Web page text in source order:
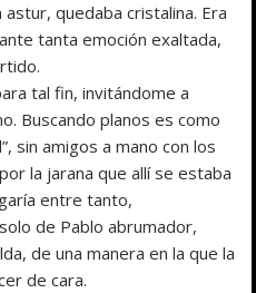
quedaba cristalina. Era
tanta emoción exaltada,
tal fin, invitándome a
Buscando planos es como
sin amigos a mano con los
la jarana que allí se estaba
entre tanto,
de Pablo abrumador,
de una manera en la que la
de cara.